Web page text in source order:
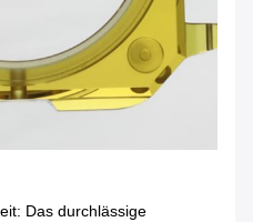
Das durchlässige